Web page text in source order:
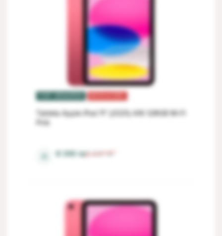
TOP VÂNZĂRI REDUCERI
Tableta Apple iPad 11" (2025) A16 128GB Wi-Fi
Pink
6 Gb 9 323
8 399 lei
⚖